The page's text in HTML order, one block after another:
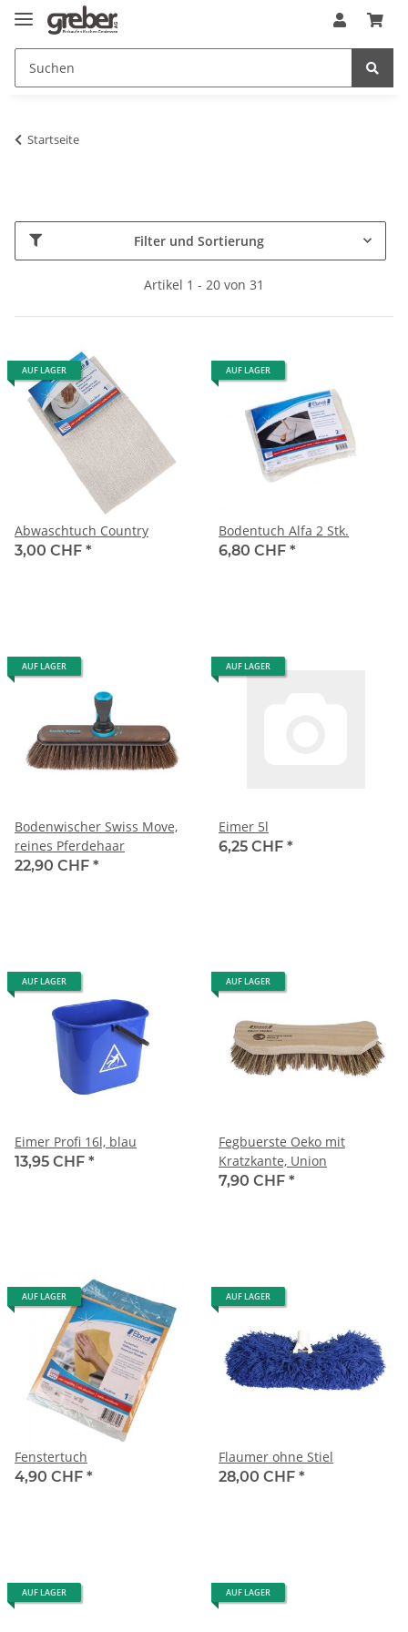
Startseite
Filter und Sortierung
Artikel 1 - 20 von 31
AUF LAGER
Abwaschtuch Country
3,00 CHF *
AUF LAGER
Bodentuch Alfa 2 Stk.
6,80 CHF *
AUF LAGER
Bodenwischer Swiss Move,
reines Pferdehaar
22,90 CHF *
AUF LAGER
Eimer 5l
6,25 CHF *
AUF LAGER
Eimer Profi 16l, blau
13,95 CHF *
AUF LAGER
Fegbuerste Oeko mit
Kratzkante, Union
7,90 CHF *
AUF LAGER
Fenstertuch
4,90 CHF *
AUF LAGER
Flaumer ohne Stiel
28,00 CHF *
AUF LAGER AUF LAGER